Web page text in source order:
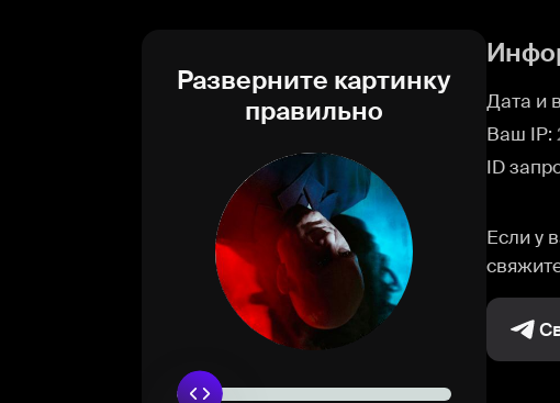
Разверните картинку
правильно
Дата и
Ваш IP:
ID
Если у